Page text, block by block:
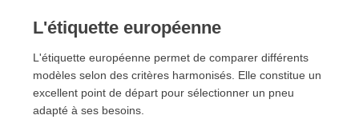
L'étiquette européenne
L'étiquette européenne permet de comparer différents
modèles selon des critères harmonisés. Elle constitue un
excellent point de départ pour sélectionner un pneu
adapté à ses besoins.